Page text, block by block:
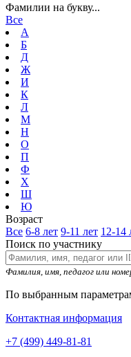
Фамилии на букву...
Все
А
Б
Д
Ж
И
К
Л
М
Н
О
П
Ф
Х
Ш
Ю
Возраст
Все 6-8 лет 9-11 лет 12-14
Поиск по участнику
Фамилия, имя, педагог или
По выбранным
Контактная информация
+7 (499) 449-81-81